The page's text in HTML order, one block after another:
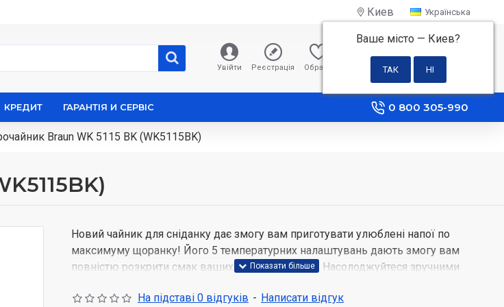
Киев
Ваше місто — Киев?
Українська
Увійти Реєстрація Обране Порівняння
0 грн
КРЕДИТ ГАРАНТІЯ И СЕРВІС 0 800 305-990
Braun WK 5115 BK (WK5115BK)
Новий чайник для сніданку дає змогу вам приготувати улюблені напої по
максимуму щоранку! Його 5 температурних налаштувань дають змогу вам
повністю розкрити смак ваших улюблених чаїв. Насолоджуйтеся зручними
також система швидкого кип'ятіння Braun.
На підставі 0 відгуків - Написати відгук